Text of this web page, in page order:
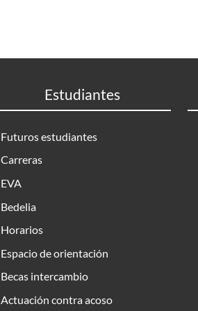
Estudiantes
Futuros estudiantes
Carreras
EVA
Bedelia
Horarios
Espacio de orientación
Becas intercambio
Actuación contra acoso